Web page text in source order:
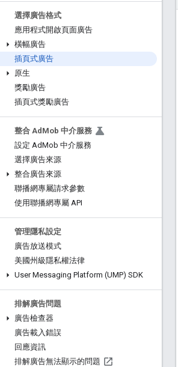
選擇廣告格式
應用程式開啟頁面廣告
橫幅廣告
插頁式廣告
原生
獎勵廣告
插頁式獎勵廣告
整合 Ad Mob 中介服務
設定 AdMob 中介服務
選擇廣告來源
整合廣告來源
聯播網專屬請求參數
使用聯播網專屬 API
管理隱私設定
廣告放送模式
美國州級隱私權法律
User Messaging Platform (UMP) SDK
排解廣告問題
廣告檢查器
廣告載入錯誤
回應資訊
排解廣告無法顯示的問題